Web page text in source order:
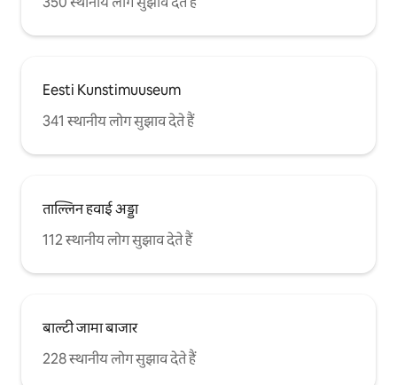
Eesti Kunstimuuseum
341 स्थानीय लोग सुझाव देते हैं
ताल्लिन हवाई अड्डा
112 स्थानीय लोग सुझाव देते हैं
बाल्टी जामा बाजार
228 स्थानीय लोग सुझाव देते हैं